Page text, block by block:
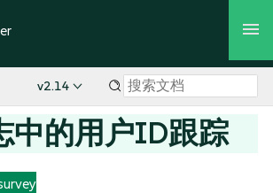
v2.14
中的用户ID跟踪